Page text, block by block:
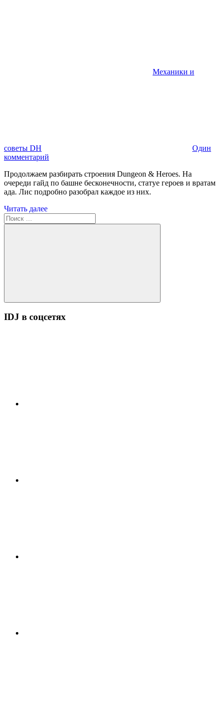
Механики и
советы DH
Один
комментарий
Продолжаем разбирать строения Dungeon & Heroes. На
очереди гайд по башне бесконечности, статуе героев и вратам
ада. Лис подробно разобрал каждое из них.
Читать далее
Поиск
для:
Поиск
IDJ в соцсетях